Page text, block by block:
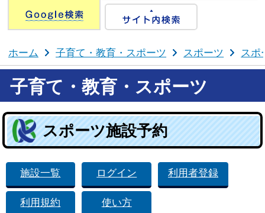
Google検索
ホーム 子育て・教育・スポーツ スポーツ スポ
子育て・教育・スポーツ
スポーツ施設予約
施設一覧 ログイン 利用者登録
利用規約 使い方